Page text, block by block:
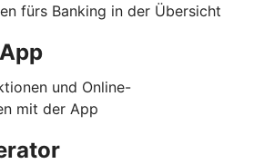
fürs Banking in der Übersicht
und Online-
mit der App